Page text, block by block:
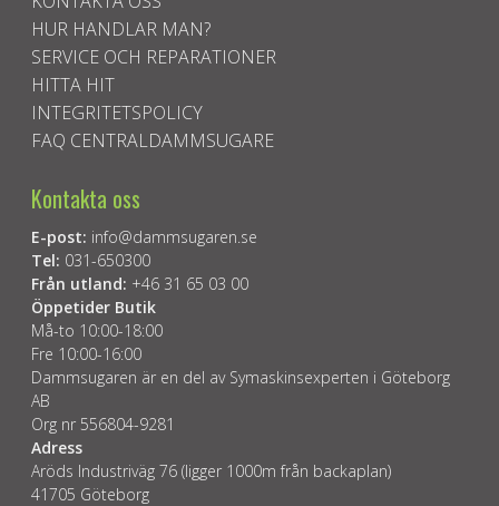
HUR HANDLAR MAN?
SERVICE OCH REPARATIONER
HITTA HIT
INTEGRITETSPOLICY
FAQ CENTRALDAMMSUGARE
Kontakta oss
E-post: info@dammsugaren.se
Tel: 031-650300
Från utland: +46 31 65 03 00
Öppetider Butik
Må-to 10:00-18:00
Fre 10:00-16:00
Dammsugaren är en del av Symaskinsexperten i Göteborg
AB
Org nr 556804-9281
Adress
Aröds Industriväg 76 (ligger 1000m från backaplan)
41705 Göteborg